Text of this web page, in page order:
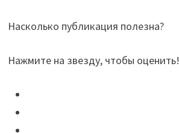
Насколько публикация полезна?
Нажмите на звезду, чтобы оценить!